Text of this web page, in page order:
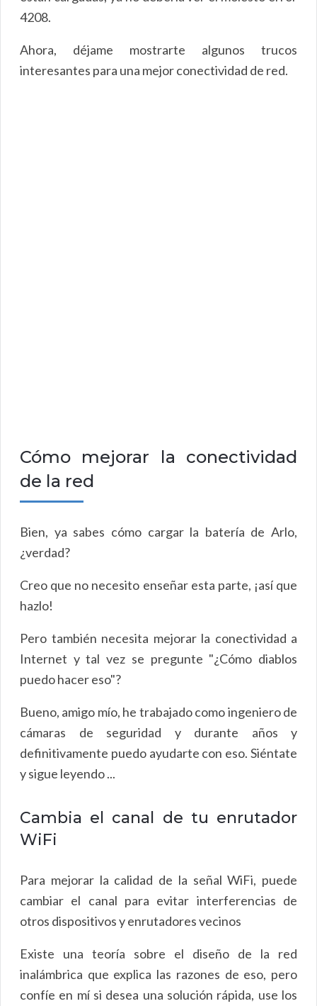
4208.
Ahora, déjame mostrarte algunos trucos
interesantes para una mejor conectividad de red.
Cómo mejorar la conectividad
de la red
Bien, ya sabes cómo cargar la batería de Arlo,
¿verdad?
Creo que no necesito enseñar esta parte, ¡así que
hazlo!
Pero también necesita mejorar la conectividad a
Internet y tal vez se pregunte "¿Cómo diablos
puedo hacer eso"?
Bueno, amigo mío, he trabajado como ingeniero de
cámaras de seguridad y durante años y
definitivamente puedo ayudarte con eso. Siéntate
y sigue leyendo ...
Cambia el canal de tu enrutador
WiFi
Para mejorar la calidad de la señal WiFi, puede
cambiar el canal para evitar interferencias de
otros dispositivos y enrutadores vecinos
Existe una teoría sobre el diseño de la red
inalámbrica que explica las razones de eso, pero
confíe en mí si desea una solución rápida, use los